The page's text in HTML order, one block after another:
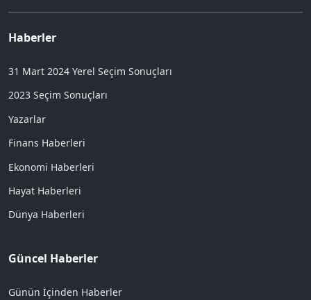
Haberler
31 Mart 2024 Yerel Seçim Sonuçları
2023 Seçim Sonuçları
Yazarlar
Finans Haberleri
Ekonomi Haberleri
Hayat Haberleri
Dünya Haberleri
Güncel Haberler
Günün İçinden Haberler